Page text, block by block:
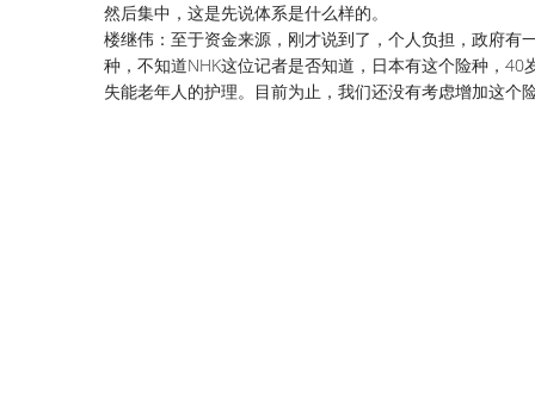
然后集中，这是先说体系是什么样的。
楼继伟：至于资金来源，刚才说到了，个人负担，政府
种，不知道NHK这位记者是否知道，日本有这个险种，
失能老年人的护理。目前为止，我们还没有考虑增加这个